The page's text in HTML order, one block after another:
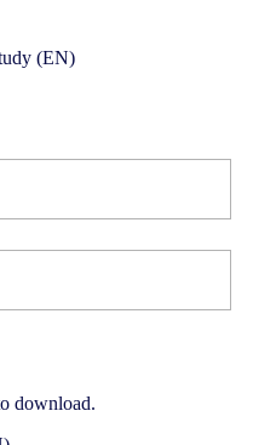
(EN)
download.